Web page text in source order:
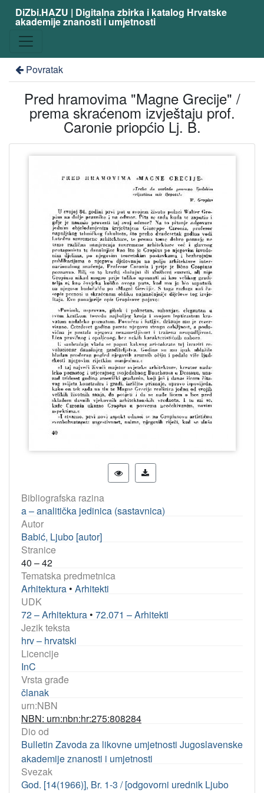
DiZbi.HAZU | Digitalna zbirka i katalog Hrvatske
akademije znanosti i umjetnosti
Povratak
Pred hramovima "Magne Grecije" /
prema skraćenom izvještaju prof.
Caronie priopćio Lj. B.
Bibliografska razina
a – analitička jedinica (sastavnica)
Autor
Babić, Ljubo [autor]
Stranice
40 – 42
Tematska predmetnica
Arhitektura • Arhitekti
UDK
72 – Arhitektura • 72.071 – Arhitekti
Jezik teksta
hrv – hrvatski
Licencije
InC
Vrsta građe
članak
urn:NBN
NBN: urn:nbn:hr:275:808284
Dio od
Bulletin Zavoda za likovne umjetnosti Jugoslavenske
akademije znanosti i umjetnosti
Svezak
God. [14(1966)], Br. 1-3 / [odgovorni urednik Ljubo